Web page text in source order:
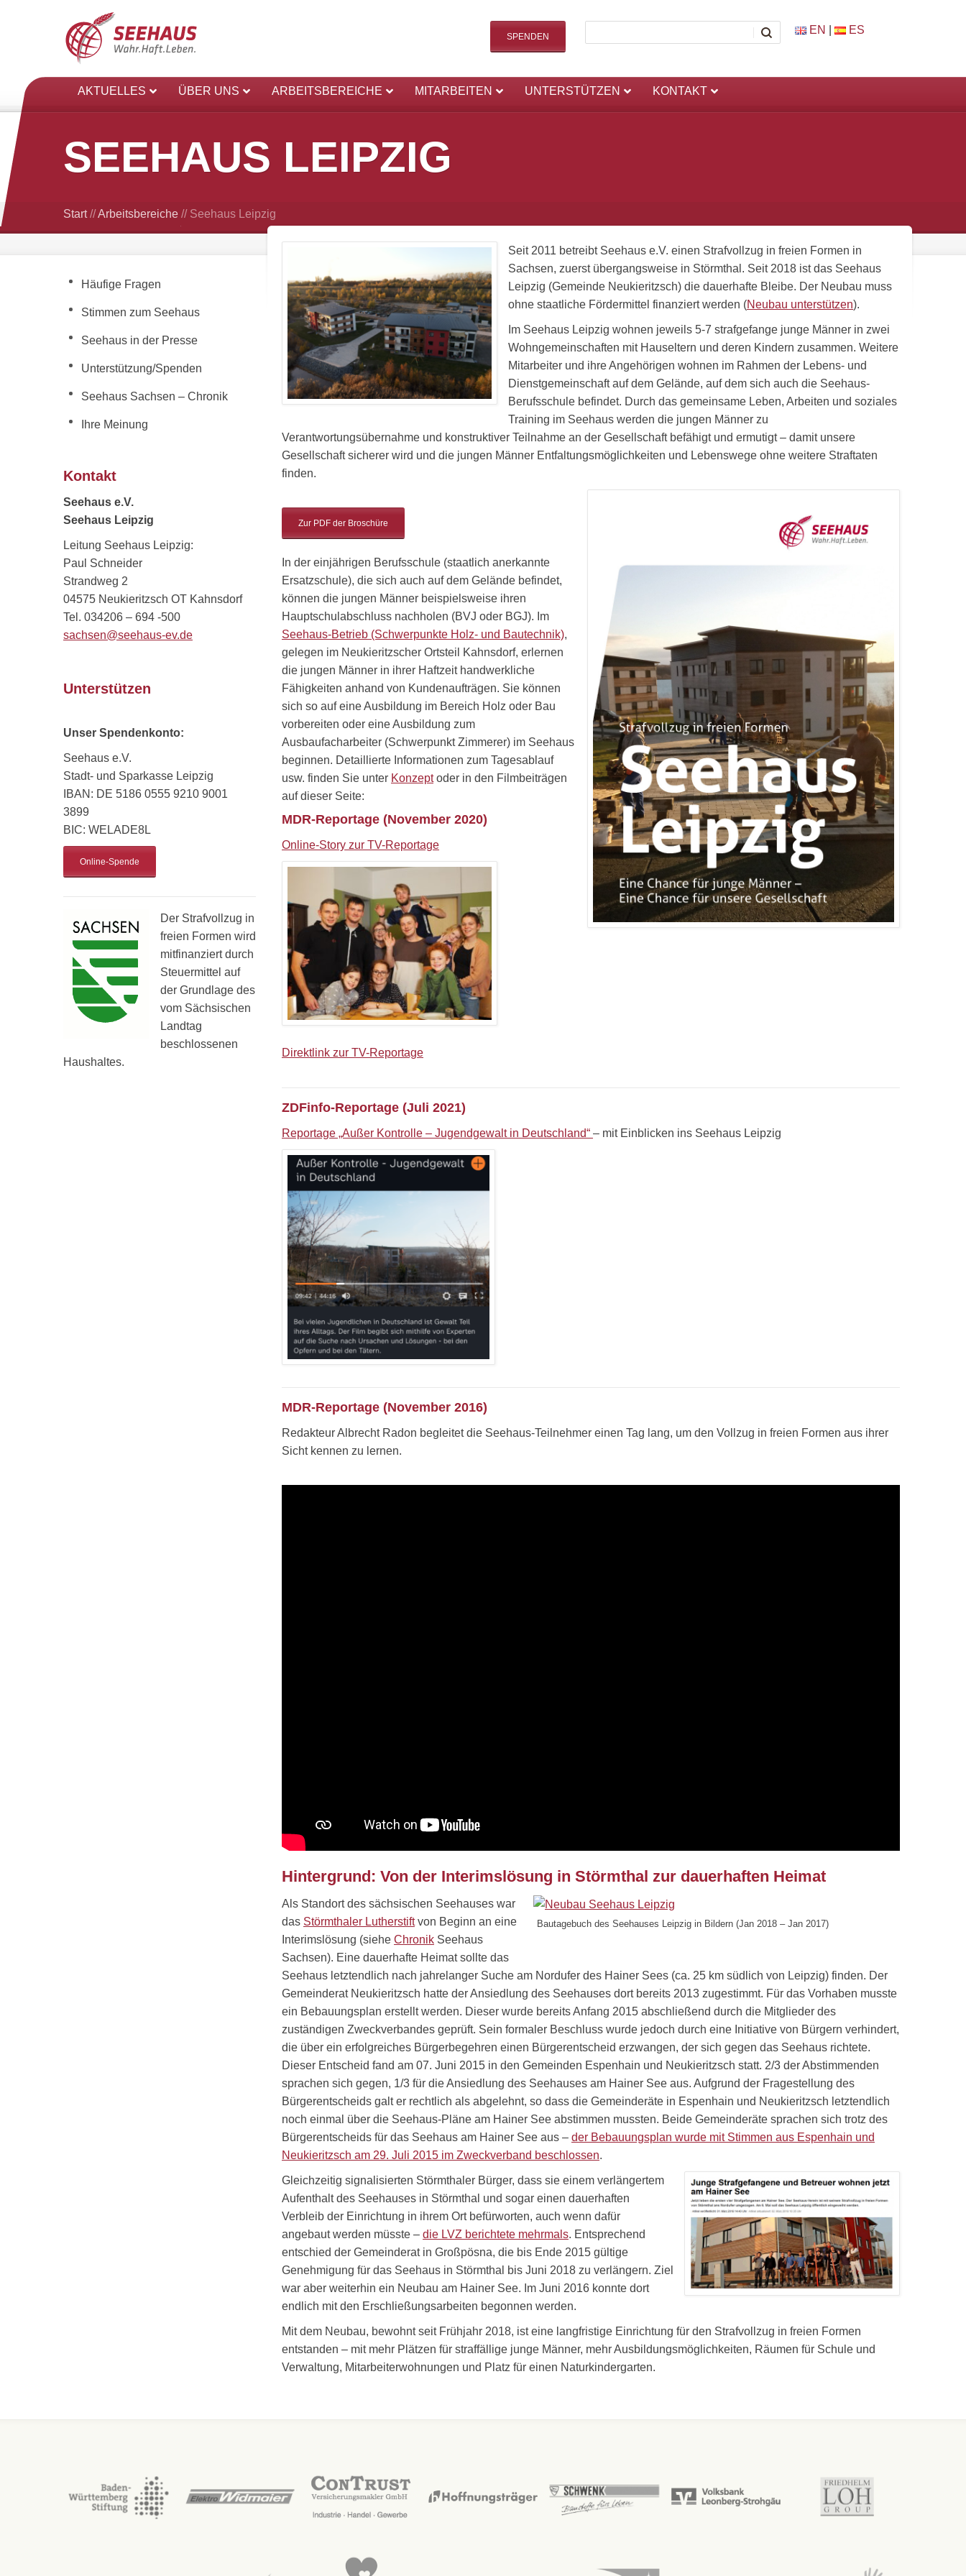
EN ES
SPENDEN
AKTUELLES ÜBER UNS ARBEITSBEREICHE MITARBEITEN UNTERSTÜTZEN KONTAKT
SEEHAUS LEIPZIG
Start//Arbeitsbereiche // Seehaus Leipzig
Seit 2011 betreibt Seehaus e.V. einen Strafvollzug in freien Formen in
Sachsen, zuerst übergangsweise in Störmthal. Seit 2018 ist das Seehaus
Leipzig (Gemeinde Neukieritzsch) die dauerhafte Bleibe. Der Neubau muss
ohne staatliche Fördermittel finanziert werden (Neubau unterstützen).
Im Seehaus Leipzig wohnen jeweils 5-7 strafgefange junge Männer in zwei
Wohngemeinschaften mit Hauseltern und deren Kindern zusammen. Weitere
Mitarbeiter und ihre Angehörigen wohnen im Rahmen der Lebens- und
Dienstgemeinschaft auf dem Gelände, auf dem sich auch die Seehaus-
Berufsschule befindet. Durch das gemeinsame Leben, Arbeiten und soziales
Training im Seehaus werden die jungen Männer zu
Verantwortungsübernahme und konstruktiver Teilnahme an der Gesellschaft befähigt und ermutigt – damit unsere
Gesellschaft sicherer wird und die jungen Männer Entfaltungsmöglichkeiten und Lebenswege ohne weitere Straftaten
finden.
Zur PDF der Broschüre
In der einjährigen Berufsschule (staatlich anerkannte
Ersatzschule), die sich auch auf dem Gelände befindet,
können die jungen Männer beispielsweise ihren
Hauptschulabschluss nachholen (BVJ oder BGJ). Im
Seehaus-Betrieb (Schwerpunkte Holz- und Bautechnik),
gelegen im Neukieritzscher Ortsteil Kahnsdorf, erlernen
die jungen Männer in ihrer Haftzeit handwerkliche
Fähigkeiten anhand von Kundenaufträgen. Sie können
sich so auf eine Ausbildung im Bereich Holz oder Bau
vorbereiten oder eine Ausbildung zum
Ausbaufacharbeiter (Schwerpunkt Zimmerer) im Seehaus
beginnen. Detaillierte Informationen zum Tagesablauf
usw. finden Sie unter Konzeptoder in den Filmbeiträgen
auf dieser Seite:
MDR-Reportage (November 2020)
Online-Story zur TV-Reportage
Direktlink zur TV-Reportage
ZDFinfo-Reportage (Juli 2021)
Reportage „Außer Kontrolle – Jugendgewalt in Deutschland“ – mit Einblicken ins Seehaus Leipzig
MDR-Reportage (November 2016)
Redakteur Albrecht Radon begleitet die Seehaus-Teilnehmer einen Tag lang, um den Vollzug in freien Formen aus ihrer
Sicht kennen zu lernen.
Hintergrund: Von der Interimslösung in Störmthal zur dauerhaften Heimat
Bautagebuch des Seehauses Leipzig in Bildern (Jan 2018 – Jan 2017)
Als Standort des sächsischen Seehauses war
das Störmthaler Lutherstiftvon Beginn an eine
Interimslösung (siehe Chronik Seehaus
Sachsen). Eine dauerhafte Heimat sollte das
Seehaus letztendlich nach jahrelanger Suche am Nordufer des Hainer Sees (ca. 25 km südlich von Leipzig) finden. Der
Gemeinderat Neukieritzsch hatte der Ansiedlung des Seehauses dort bereits 2013 zugestimmt. Für das Vorhaben musste
ein Bebauungsplan erstellt werden. Dieser wurde bereits Anfang 2015 abschließend durch die Mitglieder des
zuständigen Zweckverbandes geprüft. Sein formaler Beschluss wurde jedoch durch eine Initiative von Bürgern verhindert,
die über ein erfolgreiches Bürgerbegehren einen Bürgerentscheid erzwangen, der sich gegen das Seehaus richtete.
Dieser Entscheid fand am 07. Juni 2015 in den Gemeinden Espenhain und Neukieritzsch statt. 2/3 der Abstimmenden
sprachen sich gegen, 1/3 für die Ansiedlung des Seehauses am Hainer See aus. Aufgrund der Fragestellung des
Bürgerentscheids galt er rechtlich als abgelehnt, so dass die Gemeinderäte in Espenhain und Neukieritzsch letztendlich
noch einmal über die Seehaus-Pläne am Hainer See abstimmen mussten. Beide Gemeinderäte sprachen sich trotz des
Bürgerentscheids für das Seehaus am Hainer See aus – der Bebauungsplan wurde mit Stimmen aus Espenhain und
Neukieritzsch am 29. Juli 2015 im Zweckverband beschlossen.
Gleichzeitig signalisierten Störmthaler Bürger, dass sie einem verlängertem
Aufenthalt des Seehauses in Störmthal und sogar einen dauerhaften
Verbleib der Einrichtung in ihrem Ort befürworten, auch wenn dafür
angebaut werden müsste – die LVZ berichtete mehrmals. Entsprechend
entschied der Gemeinderat in Großpösna, die bis Ende 2015 gültige
Genehmigung für das Seehaus in Störmthal bis Juni 2018 zu verlängern. Ziel
war aber weiterhin ein Neubau am Hainer See. Im Juni 2016 konnte dort
endlich mit den Erschließungsarbeiten begonnen werden.
Mit dem Neubau, bewohnt seit Frühjahr 2018, ist eine langfristige Einrichtung für den Strafvollzug in freien Formen
entstanden – mit mehr Plätzen für straffällige junge Männer, mehr Ausbildungsmöglichkeiten, Räumen für Schule und
Verwaltung, Mitarbeiterwohnungen und Platz für einen Naturkindergarten.
Häufige Fragen
Stimmen zum Seehaus
Seehaus in der Presse
Unterstützung/Spenden
Seehaus Sachsen – Chronik
Ihre Meinung
Kontakt
Seehaus e.V.
Seehaus Leipzig
Leitung Seehaus Leipzig:
Paul Schneider
Strandweg 2
04575 Neukieritzsch OT Kahnsdorf
Tel. 034206 – 694 -500
sachsen@seehaus-ev.de
Unterstützen
Unser Spendenkonto:
Seehaus e.V.
Stadt- und Sparkasse Leipzig
IBAN: DE 5186 0555 9210 9001
3899
BIC: WELADE8L
Online-Spende
Der Strafvollzug in
freien Formen wird
mitfinanziert durch
Steuermittel auf
der Grundlage des
vom Sächsischen
Landtag
beschlossenen
Haushaltes.